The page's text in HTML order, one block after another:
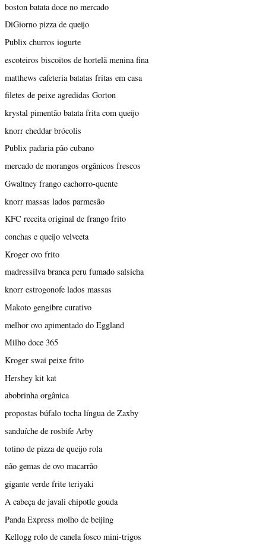
boston batata doce no mercado
DiGiorno pizza de queijo
Publix churros iogurte
escoteiros biscoitos de hortelã menina fina
matthews cafeteria batatas fritas em casa
filetes de peixe agredidas Gorton
krystal pimentão batata frita com queijo
knorr cheddar brócolis
Publix padaria pão cubano
mercado de morangos orgânicos frescos
Gwaltney frango cachorro-quente
knorr massas lados parmesão
KFC receita original de frango frito
conchas e queijo velveeta
Kroger ovo frito
madressilva branca peru fumado salsicha
knorr estrogonofe lados massas
Makoto gengibre curativo
melhor ovo apimentado do Eggland
Milho doce 365
Kroger swai peixe frito
Hershey kit kat
abobrinha orgânica
propostas búfalo tocha língua de Zaxby
sanduíche de rosbife Arby
totino de pizza de queijo rola
não gemas de ovo macarrão
gigante verde frite teriyaki
A cabeça de javali chipotle gouda
Panda Express molho de beijing
Kellogg rolo de canela fosco mini-trigos